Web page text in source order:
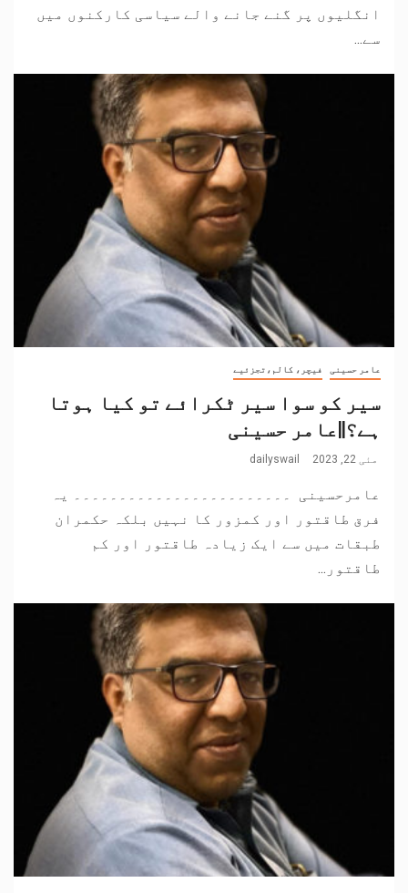
انگلیوں پر گنے جانے والے سیاسی کارکنوں میں
سے...
عامر حسینی فیچر، کالم،تجزئیے
سیر کو سوا سیر ٹکرائے تو کیا ہوتا
ہے؟||عامر حسینی
مئی 22, 2023 dailyswail
عامرحسینی ۔۔۔۔۔۔۔۔۔۔۔۔۔۔۔۔۔۔۔۔۔۔۔۔ یہ
فرق طاقتور اور کمزور کا نہیں بلکہ حکمران
طبقات میں سے ایک زیادہ طاقتور اور کم
طاقتور...